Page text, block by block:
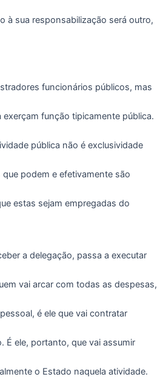
à sua responsabilização será outro,
funcionários públicos, mas
função tipicamente pública.
pública não é exclusividade
podem e efetivamente são
estas sejam empregadas do
a delegação, passa a executar
vai arcar com todas as despesas,
é ele que vai contratar
É ele, portanto, que vai assumir
o Estado naquela atividade.